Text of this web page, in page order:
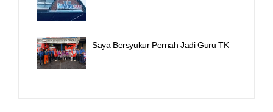
Saya Bersyukur Pernah Jadi Guru TK